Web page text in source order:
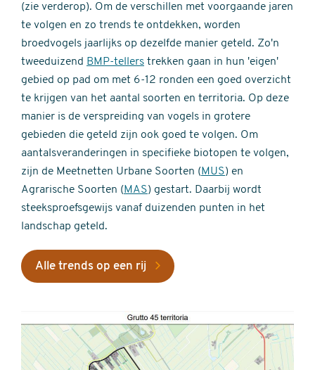
(zie verderop). Om de verschillen met voorgaande jaren
te volgen en zo trends te ontdekken, worden
broedvogels jaarlijks op dezelfde manier geteld. Zo'n
tweeduizend BMP-tellers trekken gaan in hun 'eigen'
gebied op pad om met 6-12 ronden een goed overzicht
te krijgen van het aantal soorten en territoria. Op deze
manier is de verspreiding van vogels in grotere
gebieden die geteld zijn ook goed te volgen. Om
aantalsveranderingen in specifieke biotopen te volgen,
zijn de Meetnetten Urbane Soorten (MUS) en
Agrarische Soorten (MAS) gestart. Daarbij wordt
steeksproefsgewijs vanaf duizenden punten in het
landschap geteld.
Alle trends op een rij